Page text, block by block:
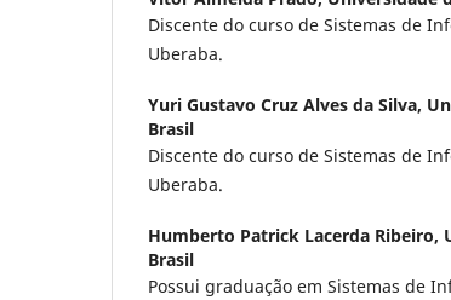
Discente do curso de Sistemas de
Uberaba.
Yuri Gustavo Cruz Alves da Silva,
Brasil
Discente do curso de Sistemas de
Uberaba.
Humberto Patrick Lacerda Ribeiro,
Brasil
Possui graduação em Sistemas de